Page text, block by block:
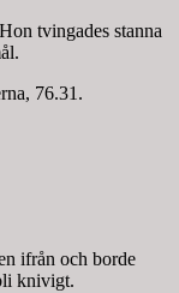
tvingades stanna
76.31.
ifrån och borde
knivigt.